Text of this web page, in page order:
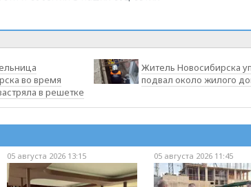
во время
в решетке
Житель Новосибирска
подвал около жилого
05 августа 2026 13:15 05 августа 2026 11:45